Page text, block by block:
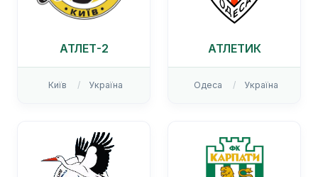
АТЛЕТ-2
Київ Україна
АТЛЕТИК
Одеса Україна